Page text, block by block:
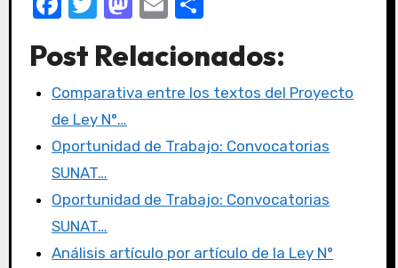
c
e
b
o
o
k
it
te
r
st
o
o
ail m
p
tir
Post Relacionados:
Comparativa entre los textos del Proyecto
de Ley N°…
Oportunidad de Trabajo: Convocatorias
SUNAT…
Oportunidad de Trabajo: Convocatorias
SUNAT…
Análisis artículo por artículo de la Ley N°